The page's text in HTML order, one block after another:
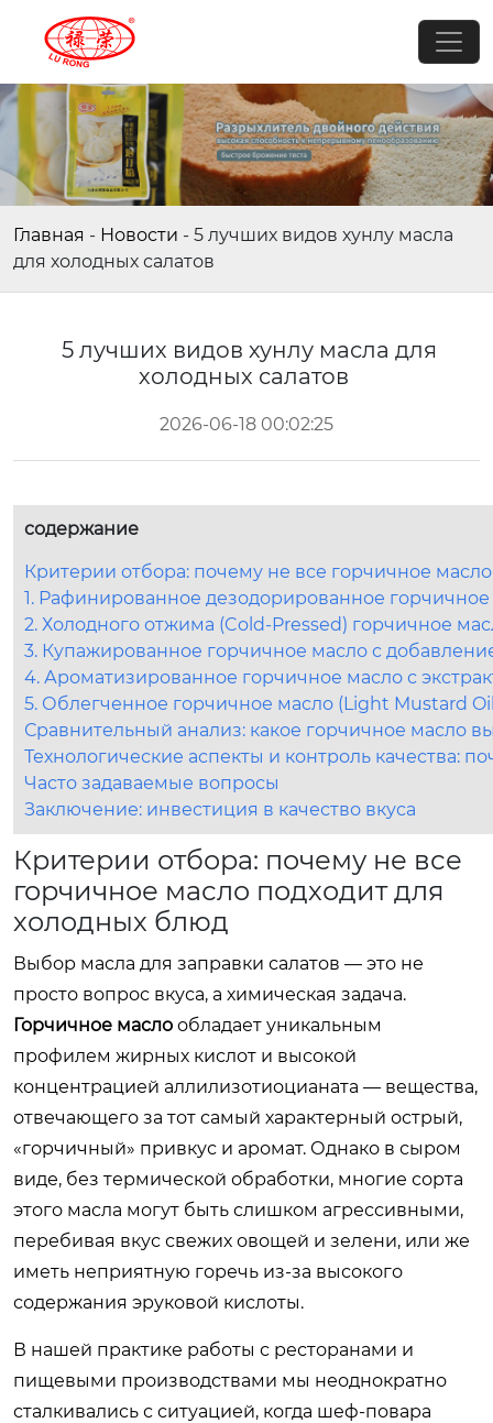
Главная - Новости - 5 лучших видов хунлу масла
для холодных салатов
5 лучших видов хунлу масла для
холодных салатов
2026-06-18 00:02:25
содержание
Критерии отбора: почему не все горчичное
1. Рафинированное дезодорированное горчичное
2. Холодного отжима (Cold-Pressed) горчичное
3. Купажированное горчичное масло с
4. Ароматизированное горчичное масло с
5. Облегченное горчичное масло (Light Mustard
Сравнительный анализ: какое горчичное масло
Технологические аспекты и контроль качества:
Часто задаваемые вопросы
Заключение: инвестиция в качество вкуса
Критерии отбора: почему не все
горчичное масло подходит для
холодных блюд
Выбор масла для заправки салатов — это не
просто вопрос вкуса, а химическая задача.
Горчичное масло обладает уникальным
профилем жирных кислот и высокой
концентрацией аллилизотиоцианата — вещества,
отвечающего за тот самый характерный острый,
«горчичный» привкус и аромат. Однако в сыром
виде, без термической обработки, многие сорта
этого масла могут быть слишком агрессивными,
перебивая вкус свежих овощей и зелени, или же
иметь неприятную горечь из-за высокого
содержания эруковой кислоты.
В нашей практике работы с ресторанами и
пищевыми производствами мы неоднократно
сталкивались с ситуацией, когда шеф-повара